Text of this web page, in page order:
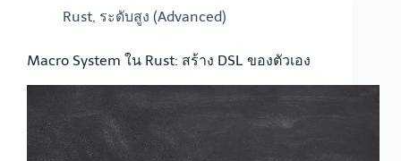
Rust, ระดับสูง (Advanced)
Macro System ใน Rust: สร้าง DSL ของตัวเอง